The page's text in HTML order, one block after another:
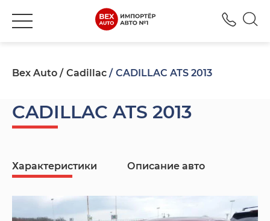
Bex Auto Cadillac CADILLAC ATS 2013
CADILLAC ATS 2013
Характеристики Описание авто